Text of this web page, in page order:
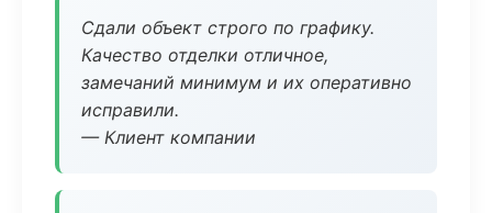
Сдали объект строго по графику.
Качество отделки отличное,
замечаний минимум и их оперативно
исправили.
— Клиент компании